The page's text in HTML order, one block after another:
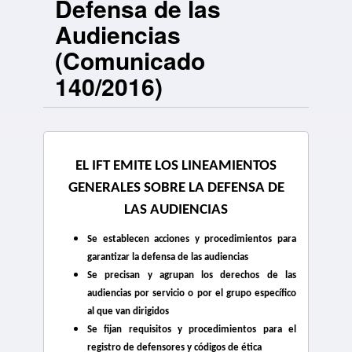
Defensa de las
Audiencias
(Comunicado
140/2016)
EL IFT EMITE LOS LINEAMIENTOS
GENERALES SOBRE LA DEFENSA DE
LAS AUDIENCIAS
Se establecen acciones y procedimientos para
garantizar la defensa de las audiencias
Se precisan y agrupan los derechos de las
audiencias por servicio o por el grupo específico
al que van dirigidos
Se fijan requisitos y procedimientos para el
registro de defensores y códigos de ética